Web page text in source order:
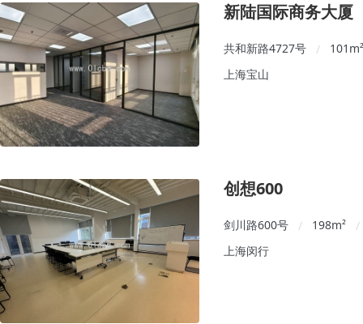
新陆国际商务大厦
共和新路4727号 / 101
上海宝山
创想600
剑川路600号 / 198m²
/
上海闵行